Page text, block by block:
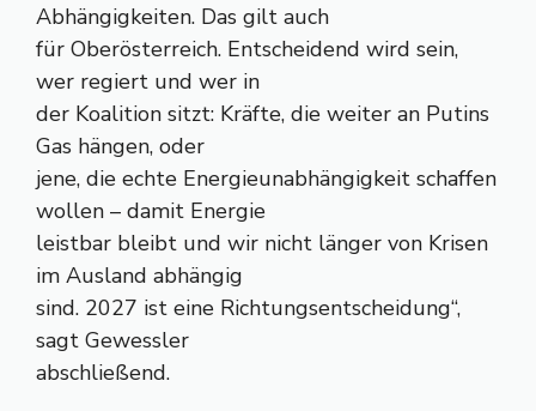
Abhängigkeiten. Das gilt auch
für Oberösterreich. Entscheidend wird sein,
wer regiert und wer in
der Koalition sitzt: Kräfte, die weiter an Putins
Gas hängen, oder
jene, die echte Energieunabhängigkeit schaffen
wollen – damit Energie
leistbar bleibt und wir nicht länger von Krisen
im Ausland abhängig
sind. 2027 ist eine Richtungsentscheidung“,
sagt Gewessler
abschließend.